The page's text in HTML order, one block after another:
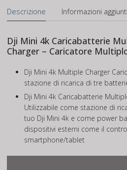
Descrizione Informazioni
Dji Mini 4k Caricabatterie
Charger – Caricatore
Dji Mini 4k Multiple Charger
stazione di ricarica di tre
Dji Mini 4k Caricabatterie
Utilizzabile come stazione di
tuo Dji Mini 4k e come power
dispositivi esterni come il
smartphone/tablet